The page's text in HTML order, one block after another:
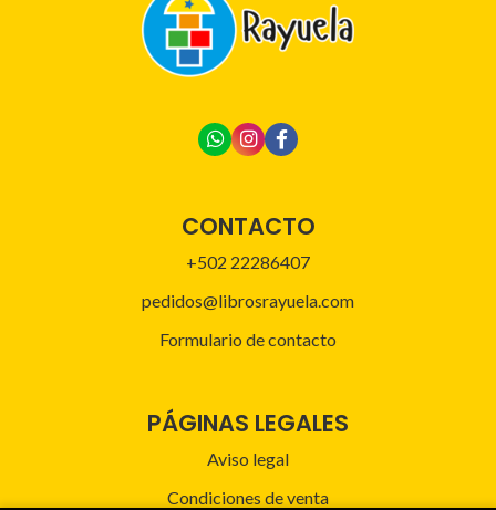
CONTACTO
+502 22286407
pedidos@librosrayuela.com
Formulario de contacto
PÁGINAS LEGALES
Aviso legal
Condiciones de venta